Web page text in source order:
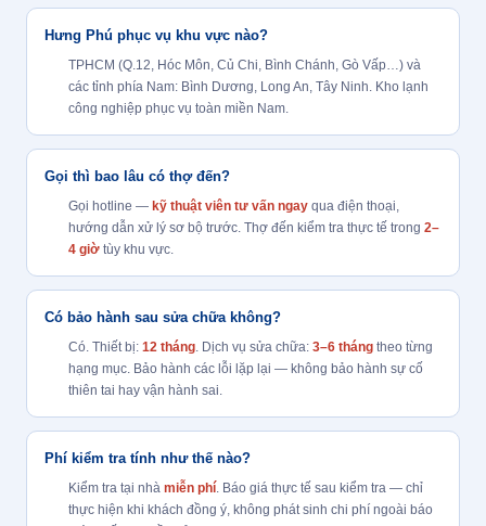
Hưng Phú phục vụ khu vực nào?
TPHCM (Q.12, Hóc Môn, Củ Chi, Bình Chánh, Gò Vấp…) và
các tỉnh phía Nam: Bình Dương, Long An, Tây Ninh. Kho lạnh
công nghiệp phục vụ toàn miền Nam.
Gọi thì bao lâu có thợ đến?
Gọi hotline — kỹ thuật viên tư vấn ngay qua điện thoại,
hướng dẫn xử lý sơ bộ trước. Thợ đến kiểm tra thực tế trong 2–
4 giờ tùy khu vực.
Có bảo hành sau sửa chữa không?
Có. Thiết bị: 12 tháng. Dịch vụ sửa chữa: 3–6 tháng theo từng
hạng mục. Bảo hành các lỗi lặp lại — không bảo hành sự cố
thiên tai hay vận hành sai.
Phí kiểm tra tính như thế nào?
Kiểm tra tại nhà miễn phí. Báo giá thực tế sau kiểm tra — chỉ
thực hiện khi khách đồng ý, không phát sinh chi phí ngoài báo